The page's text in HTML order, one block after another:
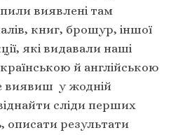
виявлені там
книг, брошур, іншої
які видавали наші
й англійською
виявиш у жодній
сліди перших
описати результати